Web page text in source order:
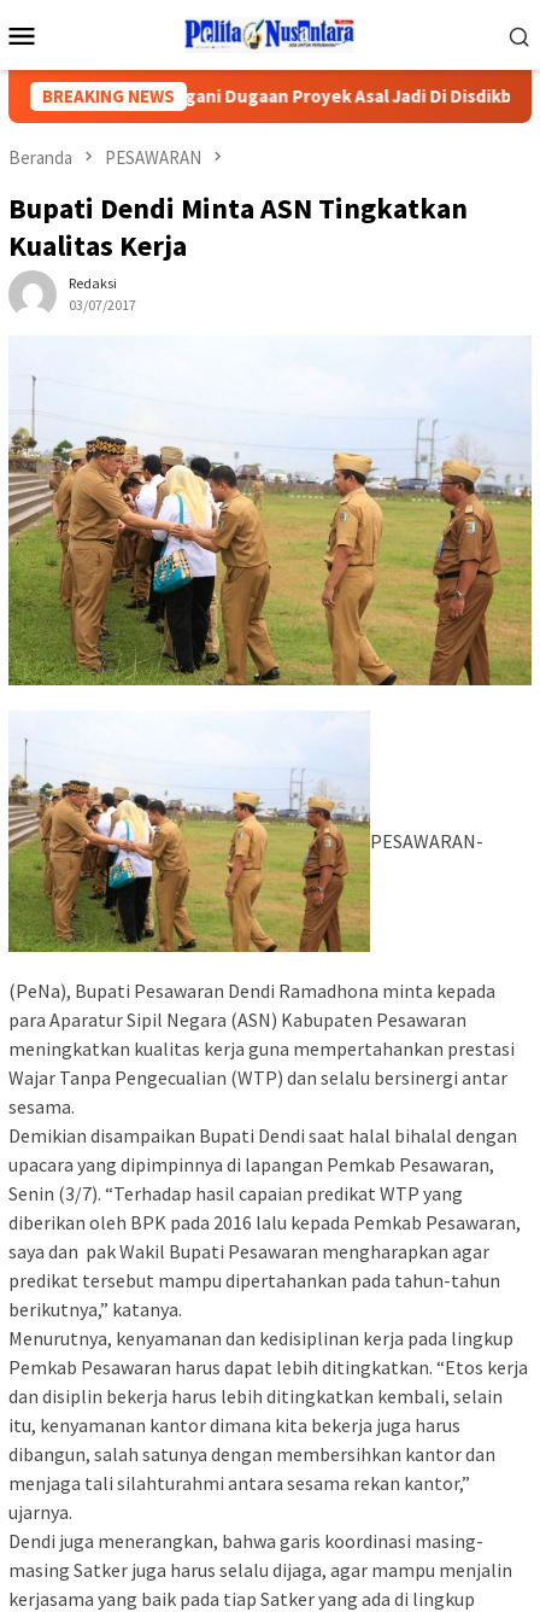
ke
Mobile
BREAKING NEWS
Segera Tangani Dugaan Proyek Asal Jadi Di Disdikbud
Beranda PESAWARAN
Bupati Dendi Minta ASN Tingkatkan
Kualitas Kerja
Redaksi
03/07/2017
PESAWARAN-
(PeNa), Bupati Pesawaran Dendi Ramadhona minta kepada
para Aparatur Sipil Negara (ASN) Kabupaten Pesawaran
meningkatkan kualitas kerja guna mempertahankan prestasi
Wajar Tanpa Pengecualian (WTP) dan selalu bersinergi antar
sesama.
Demikian disampaikan Bupati Dendi saat halal bihalal dengan
upacara yang dipimpinnya di lapangan Pemkab Pesawaran,
Senin (3/7). “Terhadap hasil capaian predikat WTP yang
diberikan oleh BPK pada 2016 lalu kepada Pemkab Pesawaran,
saya dan pak Wakil Bupati Pesawaran mengharapkan agar
predikat tersebut mampu dipertahankan pada tahun-tahun
berikutnya,” katanya.
Menurutnya, kenyamanan dan kedisiplinan kerja pada lingkup
Pemkab Pesawaran harus dapat lebih ditingkatkan. “Etos kerja
dan disiplin bekerja harus lebih ditingkatkan kembali, selain
itu, kenyamanan kantor dimana kita bekerja juga harus
dibangun, salah satunya dengan membersihkan kantor dan
menjaga tali silahturahmi antara sesama rekan kantor,”
ujarnya.
Dendi juga menerangkan, bahwa garis koordinasi masing-
masing Satker juga harus selalu dijaga, agar mampu menjalin
kerjasama yang baik pada tiap Satker yang ada di lingkup